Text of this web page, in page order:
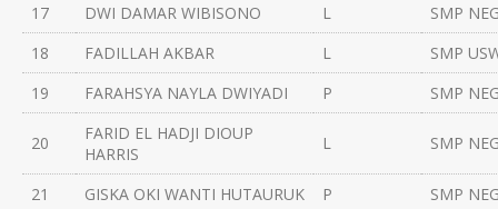
17
DWI DAMAR WIBISONO L
SMP
18
FADILLAH AKBAR L
SMP
19
FARAHSYA NAYLA DWIYADI P SMP
20
FARID EL HADJI DIOUP
HARRIS
L SMP
21 GISKA OKI WANTI HUTAURUK P SMP